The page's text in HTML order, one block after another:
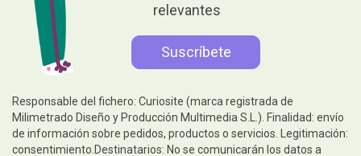
relevantes
Responsable del fichero: Curiosite (marca registrada de
Milimetrado Diseño y Producción Multimedia S.L.). Finalidad: envío
de información sobre pedidos, productos o servicios. Legitimación:
consentimiento.Destinatarios: No se comunicarán los datos a